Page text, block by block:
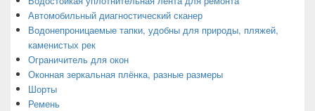
Автомобильный диагностический сканер
Водонепроницаемые тапки, удобны для природы, пляжей,
каменистых рек
Ограничитель для окон
Оконная зеркальная плёнка, разные размеры
Шорты
Ремень